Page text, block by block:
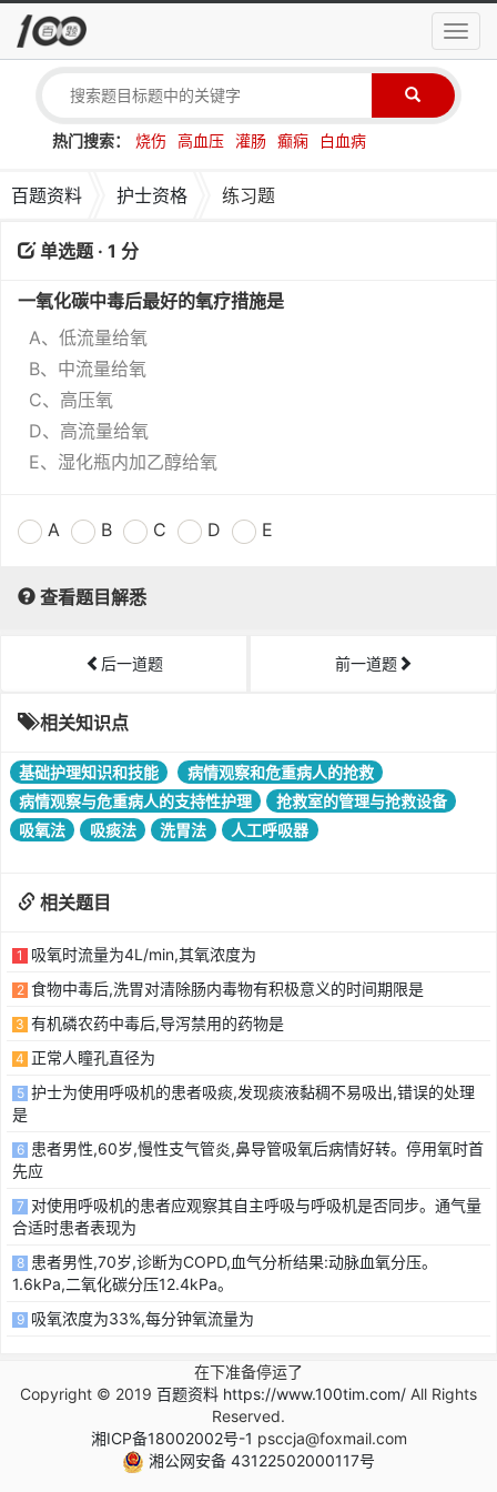
导
航
热门搜索： 烧伤 高血压 灌肠 癫痫 白血病
百题资料 护士资格 练习题
单选题 · 1 分
一氧化碳中毒后最好的氧疗措施是
A、低流量给氧
B、中流量给氧
C、高压氧
D、高流量给氧
E、湿化瓶内加乙醇给氧
A B C D E
查看题目解悉
后一道题 前一道题
相关知识点
基础护理知识和技能
病情观察和危重病人的抢救
病情观察与危重病人的支持性护理
抢救室的管理与抢救设备
吸氧法
吸痰法 洗胃法 人工呼吸器
相关题目
1 吸氧时流量为4L/min,其氧浓度为
2 食物中毒后,洗胃对清除肠内毒物有积极意义的时间期限是
3 有机磷农药中毒后,导泻禁用的药物是
4 正常人瞳孔直径为
5 护士为使用呼吸机的患者吸痰,发现痰液黏稠不易吸出,错误的处理
是
6 患者男性,60岁,慢性支气管炎,鼻导管吸氧后病情好转。停用氧时首
先应
7 对使用呼吸机的患者应观察其自主呼吸与呼吸机是否同步。通气量
合适时患者表现为
8 患者男性,70岁,诊断为COPD,血气分析结果:动脉血氧分压。
1.6kPa,二氧化碳分压12.4kPa。
9 吸氧浓度为33%,每分钟氧流量为
在下准备停运了
Copyright © 2019 百题资料 https://www.100tim.com/ All Rights
Reserved.
湘ICP备18002002号-1 psccja@foxmail.com
湘公网安备 43122502000117号